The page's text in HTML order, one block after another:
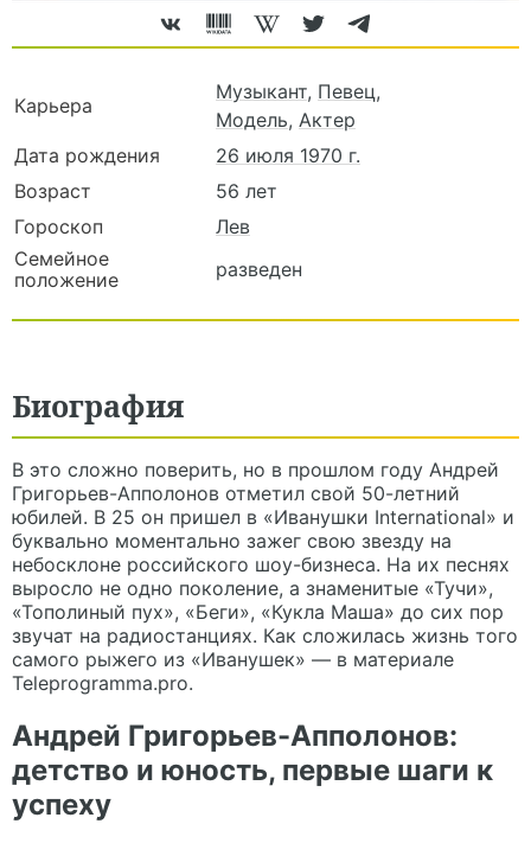
Карьера
Музыкант, Певец,
Модель, Актер
Дата рождения
26 июля 1970 г.
Возраст
56 лет
Гороскоп
Лев
Семейное
положение
разведен
Биография
В это сложно поверить, но в прошлом году Андрей
Григорьев-Апполонов отметил свой 50-летний
юбилей. В 25 он пришел в «Иванушки International» и
буквально моментально зажег свою звезду на
небосклоне российского шоу-бизнеса. На их песнях
выросло не одно поколение, а знаменитые «Тучи»,
«Тополиный пух», «Беги», «Кукла Маша» до сих пор
звучат на радиостанциях. Как сложилась жизнь того
самого рыжего из «Иванушек» — в материале
Teleprogramma.pro.
Андрей Григорьев-Апполонов:
детство и юность, первые шаги к
успеху